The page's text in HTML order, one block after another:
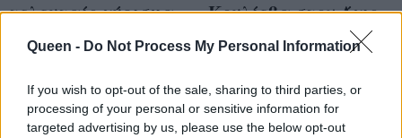
Queen - Do Not Process My Personal Information
If you wish to opt-out of the sale, sharing to third parties, or
processing of your personal or sensitive information for
targeted advertising by us, please use the below opt-out
τελευταίο γύρισμα
& η επιστροφή
πρωταγωνίστριας
πριν το φινάλε
Κουλίεβα στον Άγιο
Έρωτα: Με 2 κινήσεις
η εκδίκησή της